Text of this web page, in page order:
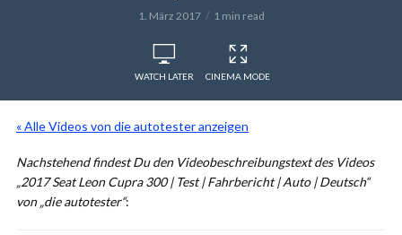
1. März 2017 1 min read
WATCH LATER CINEMA MODE
« Alle Videos von die autotester anzeigen
Nachstehend findest Du den Videobeschreibungstext des Videos
„2017 Seat Leon Cupra 300 | Test | Fahrbericht | Auto | Deutsch“
von „die autotester“: